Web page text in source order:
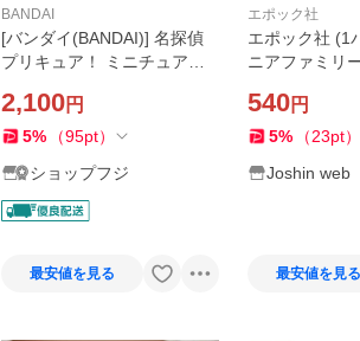
BANDAI
[バンダイ(BANDAI)] 名探偵
プリキュア！ ミニチュアコ
ロッド 対象年齢 3 才以上
2,100円
5% （95pt）
ショップフジ
最安値を見る
エポック社
エポック社 (1
ニアファミリ
森のなかまた
-14)シルバニ
540円
5% （23pt）
Joshin web
最安値を見る